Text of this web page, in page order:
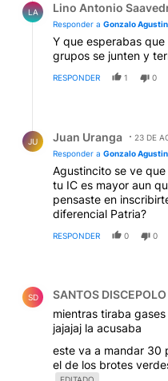
LA Lino Antonio
Responder a Gonzalo Agustin
Y que esperabas
grupos se junten y
RESPONDER 1 0
JU Juan Uranga
23 DE
Responder a Gonzalo Agustin
Agustincito se ve
tu IC es mayor aun
pensaste en
diferencial Patria?
RESPONDER 0 0
SD SANTOS DISCEPOLO
mientras tiraba
jajajaj la acusaba
este va a mandar 30
el de los brotes